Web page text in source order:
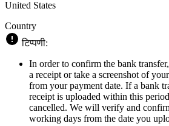
United States
Country
टिप्पणी:
In order to confirm the bank
a receipt or take a screenshot of
from your payment date. If a bank
receipt is uploaded within this
cancelled. We will verify and
working days from the date you